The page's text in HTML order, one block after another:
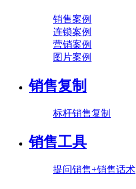
销售案例
连锁案例
营销案例
图片案例
销售复制
标杆销售复制
销售工具
提问销售+销售话术